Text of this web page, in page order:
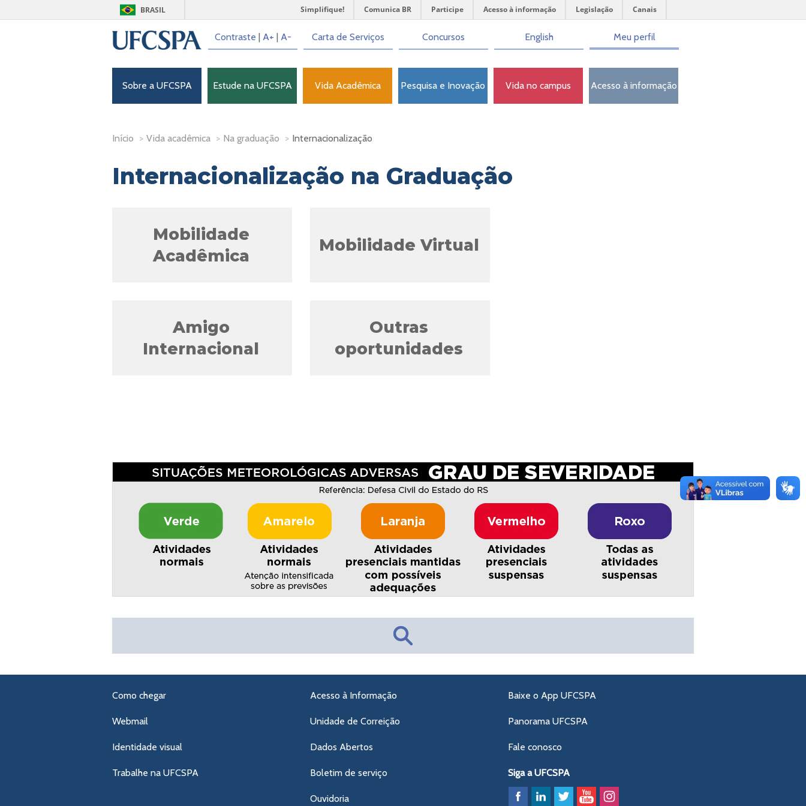
BRASIL Simplifique! Comunica BR Participe Acesso à informação Legislação Canais
Contraste | A+ | A- Carta de Serviços Concursos English Meu perfil
Sobre a UFCSPA Estude na UFCSPA Vida Acadêmica Pesquisa e Inovação Vida no campus Acesso à informação
Início > Vida acadêmica > Na graduação > Internacionalização
Internacionalização na Graduação
Mobilidade
Acadêmica
Mobilidade Virtual
Amigo
Internacional
Outras
oportunidades
Como chegar
Webmail
Identidade visual
Trabalhe na UFCSPA
Acesso à Informação
Unidade de Correição
Dados Abertos
Boletim de serviço
Ouvidoria
Baixe o App UFCSPA
Panorama UFCSPA
Fale conosco
Siga a UFCSPA